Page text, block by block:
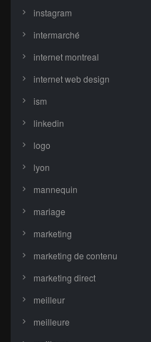
instagram
intermarché
internet montreal
internet web design
ism
linkedin
logo
lyon
mannequin
mariage
marketing
marketing de contenu
marketing direct
meilleur
meilleure